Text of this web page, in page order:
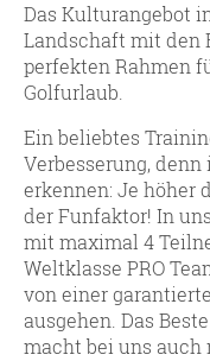
Das Kulturangebot
Landschaft mit den
perfekten Rahmen
Golfurlaub.
Ein beliebtes
Verbesserung,
erkennen: Je höher
der Funfaktor! In
mit maximal 4
Weltklasse PRO
von einer
ausgehen. Das
macht bei uns auch